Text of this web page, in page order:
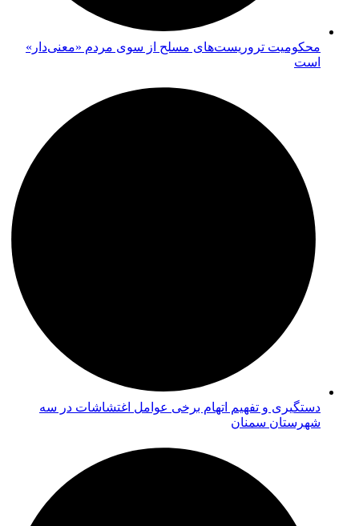
محکومیت تروریست‌های مسلح از سوی مردم «معنی‌دار»
است
دستگیری و تفهیم اتهام برخی عوامل اغتشاشات در سه
شهرستان سمنان